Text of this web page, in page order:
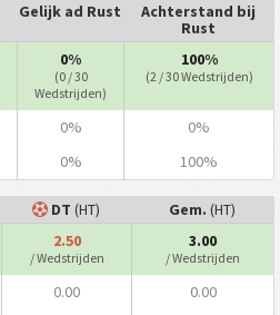
Gelijk ad Rust
Achterstand bij
Rust
0%
(0 / 30
Wedstrijden)
100%
(2 / 30 Wedstrijden)
0% 0%
0% 100%
DT (HT) Gem. (HT)
2.50
/ Wedstrijden
3.00
/ Wedstrijden
0.00 0.00